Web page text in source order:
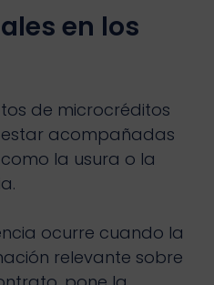
en los
de microcréditos
estar acompañadas
la usura o la
ocurre cuando la
relevante sobre